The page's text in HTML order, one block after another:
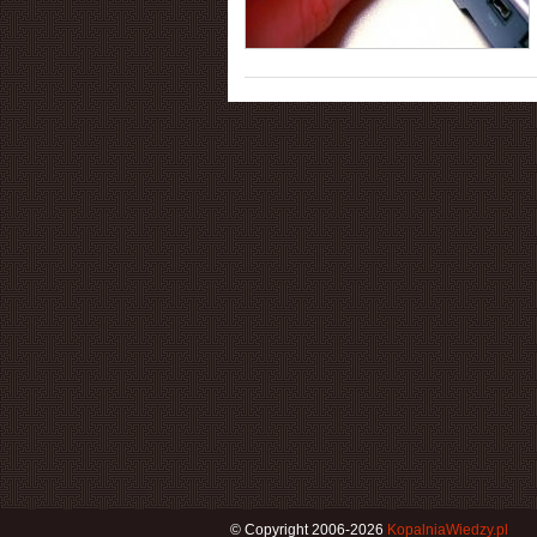
© Copyright 2006-2026 KopalniaWiedzy.pl